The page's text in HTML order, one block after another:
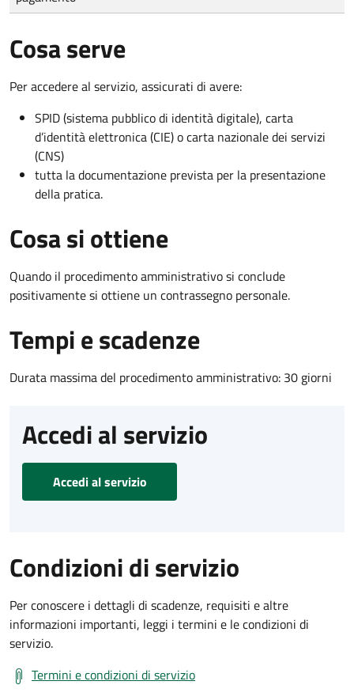
Cosa serve
Per accedere al servizio, assicurati di avere:
SPID (sistema pubblico di identità digitale), carta
d’identità elettronica (CIE) o carta nazionale dei servizi
(CNS)
tutta la documentazione prevista per la presentazione
della pratica.
Cosa si ottiene
Quando il procedimento amministrativo si conclude
positivamente si ottiene un contrassegno personale.
Tempi e scadenze
Durata massima del procedimento amministrativo: 30 giorni
Accedi al servizio
Accedi al servizio
Condizioni di servizio
Per conoscere i dettagli di scadenze, requisiti e altre
informazioni importanti, leggi i termini e le condizioni di
servizio.
Termini e condizioni di servizio